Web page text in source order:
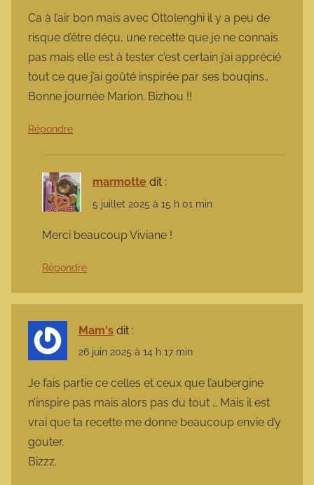
Ca à l’air bon mais avec Ottolenghi il y a peu de
risque d’être déçu, une recette que je ne connais
pas mais elle est à tester c’est certain j’ai apprécié
tout ce que j’ai goûté inspirée par ses bouqins..
Bonne journée Marion. Bizhou !!
Répondre
marmotte dit :
5 juillet 2025 à 15 h 01 min
Merci beaucoup Viviane !
Répondre
Mam's dit :
26 juin 2025 à 14 h 17 min
Je fais partie ce celles et ceux que l’aubergine
n’inspire pas mais alors pas du tout … Mais il est
vrai que ta recette me donne beaucoup envie d’y
gouter.
Bizzz.